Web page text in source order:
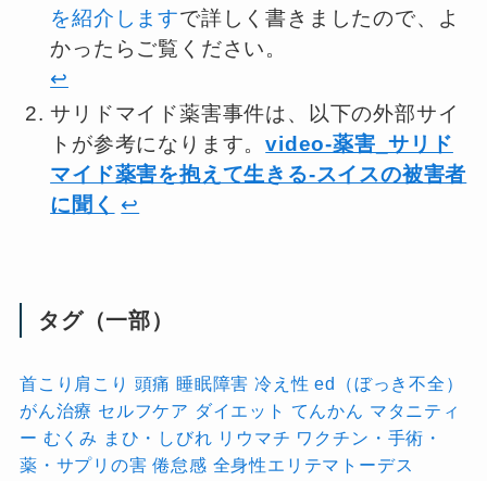
を紹介しますで詳しく書きましたので、よ
かったらご覧ください。
↩︎
サリドマイド薬害事件は、以下の外部サイ
トが参考になります。video-薬害_サリド
マイド薬害を抱えて生きる-スイスの被害者
に聞く
↩︎
タグ（一部）
首こり肩こり 頭痛 睡眠障害 冷え性 ed（ぼっき不全）
がん治療 セルフケア ダイエット てんかん マタニティ
ー むくみ まひ・しびれ リウマチ ワクチン・手術・
薬・サプリの害 倦怠感 全身性エリテマトーデス